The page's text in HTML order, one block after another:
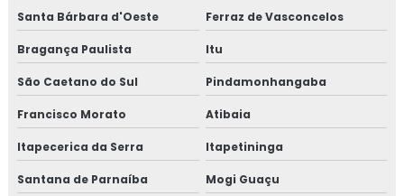
Santa Bárbara d'Oeste Ferraz de Vasconcelos
Bragança Paulista Itu
São Caetano do Sul Pindamonhangaba
Francisco Morato Atibaia
Itapecerica da Serra Itapetininga
Santana de Parnaíba Mogi Guaçu